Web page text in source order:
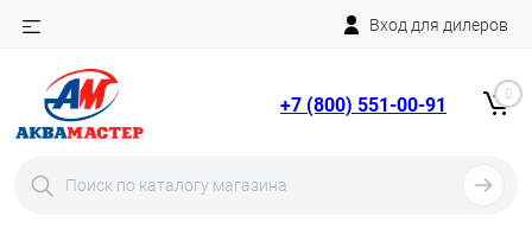
Вход для дилеров
+7 (800) 551-00-91 0